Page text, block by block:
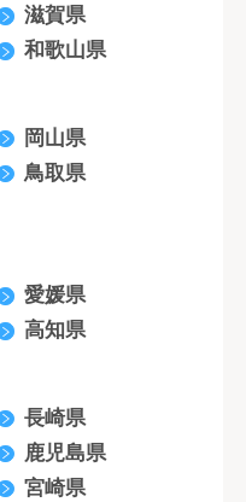
滋賀県
和歌山県
岡山県
鳥取県
愛媛県
高知県
長崎県
鹿児島県
宮崎県